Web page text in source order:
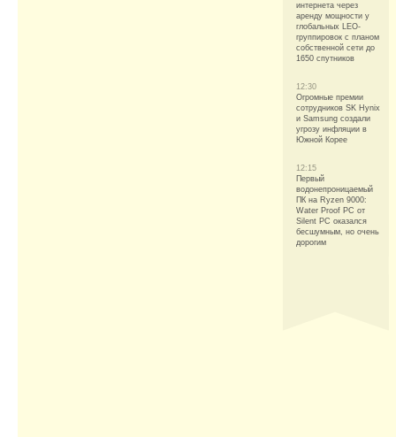
интернета через
аренду мощности у
глобальных LEO-
группировок с планом
собственной сети до
1650 спутников
12:30
Огромные премии
сотрудников SK Hynix
и Samsung создали
угрозу инфляции в
Южной Корее
12:15
Первый
водонепроницаемый
ПК на Ryzen 9000:
Water Proof PC от
Silent PC оказался
бесшумным, но очень
дорогим